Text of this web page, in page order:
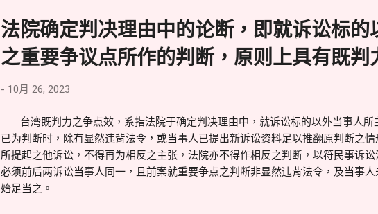
法院确定判决理由中的论断，即就诉讼标
之重要争议点所作的判断，原则上具有既判
- 10月 26, 2023
台湾既判力之争点效，系指法院于确定判决理由中，就诉讼标的以外当事人所
已为判断时，除有显然违背法令，或当事人已提出新诉讼资料足以推翻原判断之
所提起之他诉讼，不得再为相反之主张，法院亦不得作相反之判断，以符民事诉
必须前后两诉讼当事人同一，且前案就重要争点之判断非显然违背法令，及当事
始足当之。